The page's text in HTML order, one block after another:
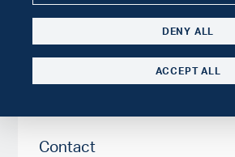
Contact
DENY ALL
ACCEPT ALL